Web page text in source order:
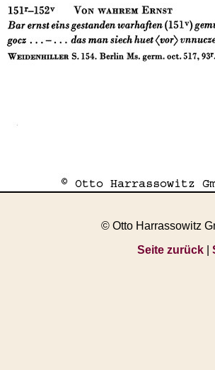
© Otto Harrassowitz
Seite zurück|